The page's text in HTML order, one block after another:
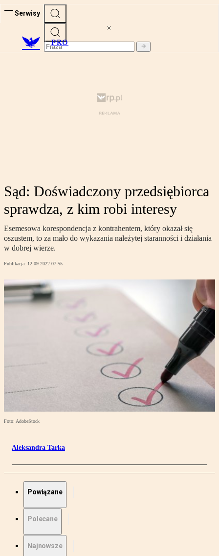
Serwisy
PRO
Sąd: Doświadczony przedsiębiorca
sprawdza, z kim robi interesy
Esemesowa korespondencja z kontrahentem, który okazał się
oszustem, to za mało do wykazania należytej staranności i działania
w dobrej wierze.
Publikacja: 12.09.2022 07:55
Foto: AdobeStock
Aleksandra Tarka
Powiązane
Polecane
Najnowsze